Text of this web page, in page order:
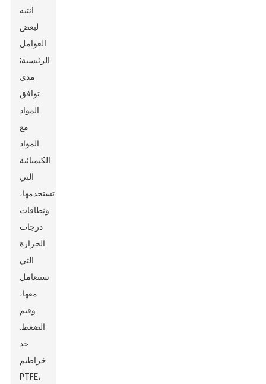
انتبه
لبعض
العوامل
الرئيسية:
مدى
توافق
المواد
مع
المواد
الكيميائية
التي
تستخدمها،
ونطاقات
درجات
الحرارة
التي
ستتعامل
معها،
وقيم
الضغط.
خذ
خراطيم
PTFE،